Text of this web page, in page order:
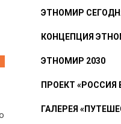
ЭТНОМИР
КОНЦЕПЦИЯ
ЭТНОМИР 2030
ПРОЕКТ «РОССИЯ
ГАЛЕРЕЯ